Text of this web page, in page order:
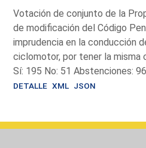
Votación de conjunto de la
de modificación del Código
imprudencia en la conducción
ciclomotor, por tener la misma
Sí: 195 No: 51 Abstenciones: 96
DETALLE XML JSON